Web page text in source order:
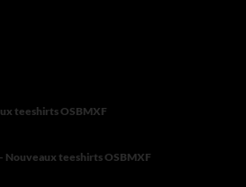
teeshirts OSBMXF
Nouveaux teeshirts OSBMXF